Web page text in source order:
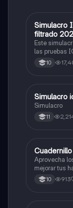
ICFES:
Simulacro
filtrado
Este
las pruebas
500/500. Y
quieras,
10
ICFES:
Simulacro
Simulacro
11
ICFES: Inglés
Aprovecha
mejorar tus
Prueba Saber
10 913